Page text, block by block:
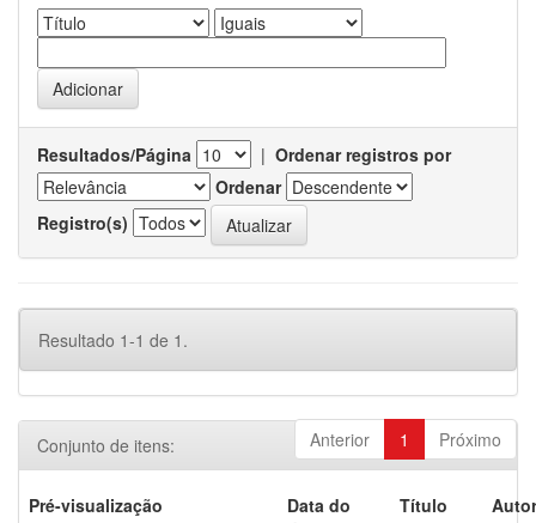
Resultados/Página | Ordenar registros por
Ordenar
Registro(s)
Resultado 1-1 de 1.
Anterior 1 Próximo
Conjunto de itens:
Pré-visualização
Data do
Título